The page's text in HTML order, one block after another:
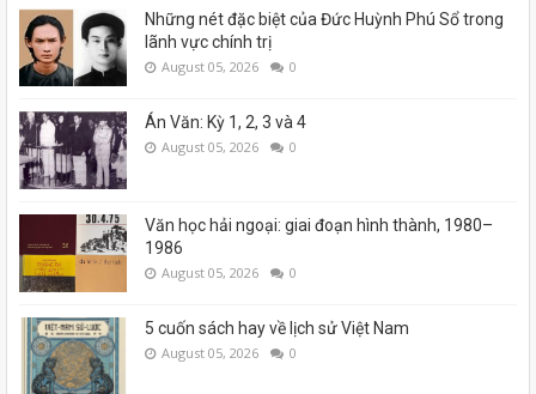
Những nét đặc biệt của Đức Huỳnh Phú Sổ trong
lãnh vực chính trị
August 05, 2026 0
Án Văn: Kỳ 1, 2, 3 và 4
August 05, 2026 0
Văn học hải ngoại: giai đoạn hình thành, 1980–
1986
August 05, 2026 0
5 cuốn sách hay về lịch sử Việt Nam
August 05, 2026 0